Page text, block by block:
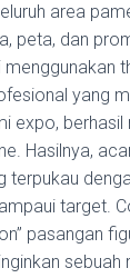
area
peta, dan
menggunakan
yang
expo, berhasil
Hasilnya,
terpukau
target.
pasangan
sebuah